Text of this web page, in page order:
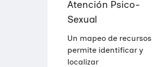
Atención Psico-
Sexual
Un mapeo de recursos
permite identificar y
localizar